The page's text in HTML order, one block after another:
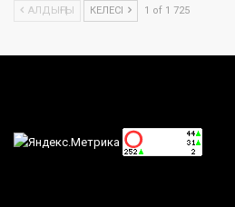
АЛДЫҢҒЫ КЕЛЕСІ 1 of 1 725